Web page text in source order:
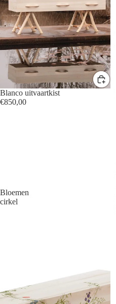
Blanco uitvaartkist
€850,00
Bloemen
cirkel